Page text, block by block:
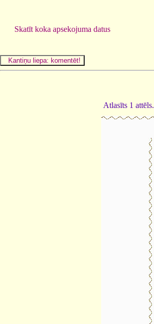
Skatīt koka apsekojuma datus
Atlasīts 1 attēls.